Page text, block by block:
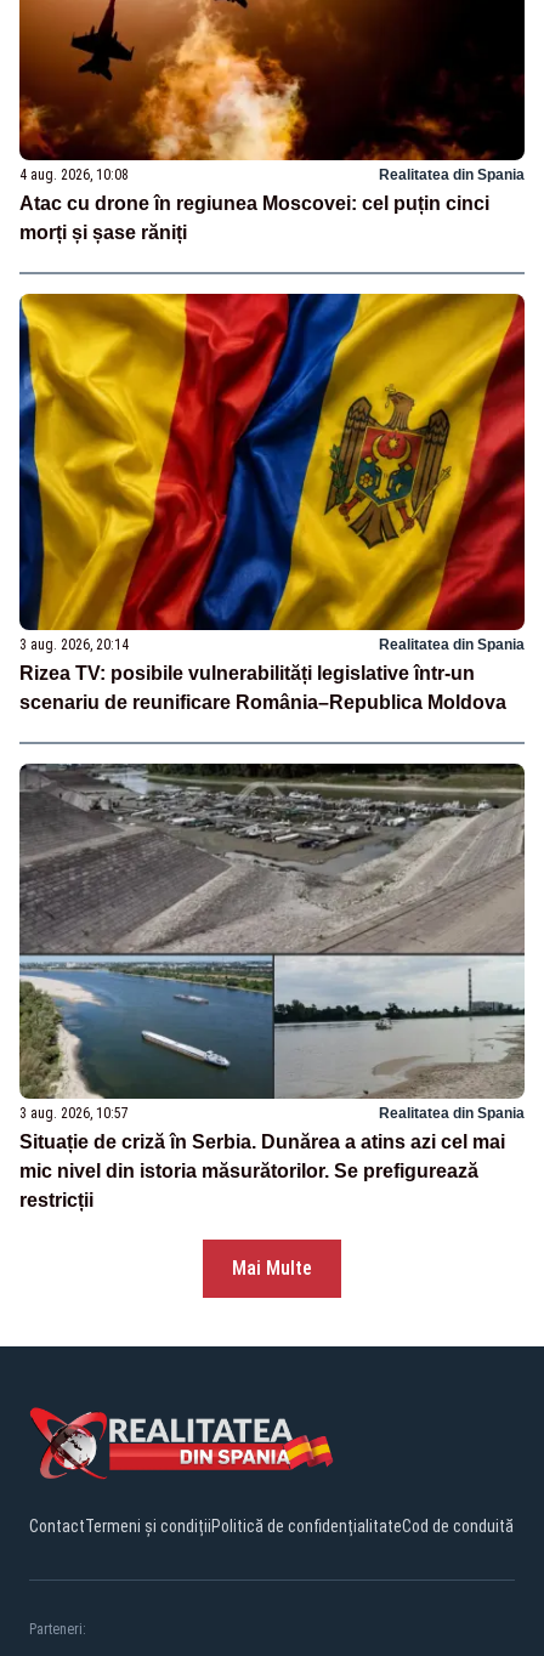
4 aug. 2026, 10:08 Realitatea din Spania
Atac cu drone în regiunea Moscovei: cel puțin cinci
morți și șase răniți
3 aug. 2026, 20:14 Realitatea din Spania
Rizea TV: posibile vulnerabilități legislative într-un
scenariu de reunificare România–Republica Moldova
3 aug. 2026, 10:57 Realitatea din Spania
Situație de criză în Serbia. Dunărea a atins azi cel mai
mic nivel din istoria măsurătorilor. Se prefigurează
restricții
Mai Multe
ContactTermeni și condițiiPolitică de confidențialitateCod de conduită
Parteneri: